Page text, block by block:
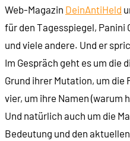
00:35:20 Urbaner
00:39:31 Gibt es
00:42:02 Was ist das
00:45:22
Web-Magazin DeinAntiHeld
für den Tagesspiegel, Panini
und viele andere. Und er
Im Gespräch geht es um die
Grund ihrer Mutation, um die
vier, um ihre Namen (warum
Und natürlich auch um die
Bedeutung und den